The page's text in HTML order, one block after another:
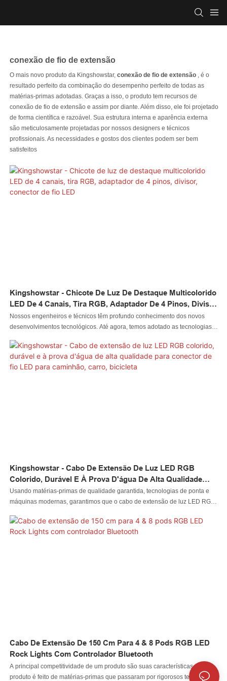
conexão de fio de extensão
O mais novo produto da Kingshowstar,conexão de fio de extensão
, é o
resultado perfeito da combinação do desempenho perfeito de todas as
matérias-primas adotadas. Graças a isso, o produto tem recursos de
conexão de fio de extensão e assim por diante. Além disso, ele foi projetado
de forma científica e razoável. Sua estrutura interna e aparência externa
são meticulosamente projetadas por nossos designers e técnicos
profissionais. As necessidades e gostos dos clientes podem ser bem
satisfeitos
Kingshowstar - Chicote De Luz De Destaque Multicolorido
LED De 4 Canais, Tira RGB, Adaptador De 4 Pinos, Divisor,
Conector De Fio LED
Nossos engenheiros e técnicos têm profundo conhecimento dos novos
desenvolvimentos tecnológicos. Até agora, temos adotado as tecnologias
de Iluminação Automotiva
Kingshowstar - Cabo De Extensão De Luz LED RGB
Colorido, Durável E À Prova D'água De Alta Qualidade
Para Conector De Fio LED Para Caminhão, Carro, Bicicleta
Usando matérias-primas de qualidade garantida, tecnologias de ponta e
máquinas modernas, garantimos que o cabo de extensão de luz LED RGB
carros e bicicletas seja feito com perfeição. Ele tem muitos recursos
excelentes. Além disso, a luz LED para automóvel, luz LED para rocha, luz
Cabo De Extensão De 150 Cm Para 4 & 8 Pods RGB LED
Rock Lights Com Controlador Bluetooth
A principal competitividade de um produto são suas características. Nosso
produto é feito de matérias-primas que passaram por rigorosos testes